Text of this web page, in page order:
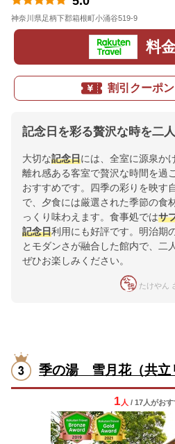
神奈川県足柄下郡箱根町小涌谷519-9
料
割引クーポ
記念日を彩る贅沢な時を二
大切な記念日には、全室に源泉か
離れ感ある客室で贅沢な時間を過
おすすめです。四季の彩りを映す
で、夕食には厳選された季節の食
っくり味わえます。食事処ではサ
記念日利用にも好評です。明治期
とモダンさが融合した館内で、二
ぜひお楽しみください。
たけやん
季の湯 雪月花（共立
1 人 / 17人がおす